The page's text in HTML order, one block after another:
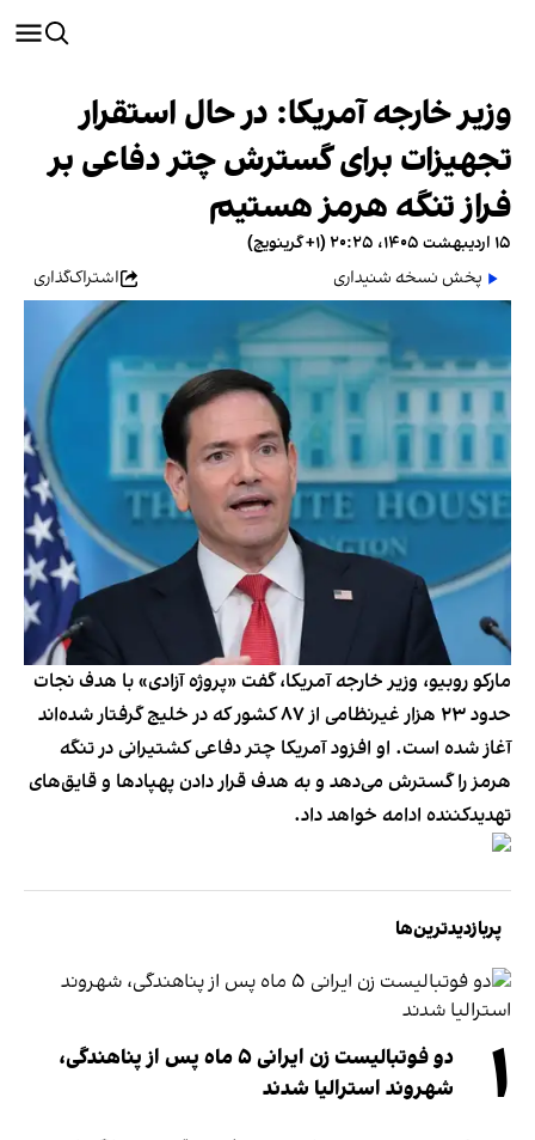
وزیر خارجه آمریکا: در حال استقرار
تجهیزات برای گسترش چتر دفاعی بر
فراز تنگه هرمز هستیم
۱۵ اردیبهشت ۱۴۰۵، ۲۰:۲۵ (‎+۱ گرینویچ)
پخش نسخه شنیداری
اشتراک‌گذاری
مارکو روبیو، وزیر خارجه آمریکا، گفت «پروژه آزادی» با هدف نجات
حدود ۲۳ هزار غیرنظامی از ۸۷ کشور که در خلیج گرفتار شده‌اند
آغاز شده است. او افزود آمریکا چتر دفاعی کشتیرانی در تنگه
هرمز را گسترش می‌دهد و به هدف قرار دادن پهپادها و قایق‌های
تهدیدکننده ادامه خواهد داد.
پربازدیدترین‌ها
۱
دو فوتبالیست زن ایرانی ۵ ماه پس از پناهندگی،
شهروند استرالیا شدند